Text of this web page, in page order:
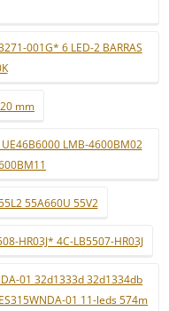
001G* 6 LED-2 BARRAS
mm
LMB-4600BM02
55A660U 55V2
HR03J* 4C-LB5507-HR03J
01 32d1333d 32d1334db
01 11-leds 574m